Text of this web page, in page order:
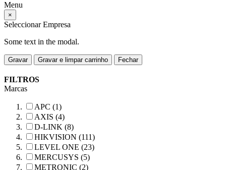
Menu
×
Seleccionar Empresa
Some text in the modal.
Gravar Gravar e limpar carrinho Fechar
FILTROS
Marcas
APC (1)
AXIS (4)
D-LINK (8)
HIKVISION (111)
LEVEL ONE (23)
MERCUSYS (5)
METRONIC (2)